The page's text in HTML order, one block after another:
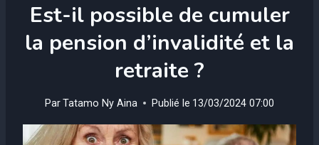
Est-il possible de cumuler
la pension d’invalidité et la
retraite ?
ParTatamo Ny Aina Publié le 13/03/2024 07:00